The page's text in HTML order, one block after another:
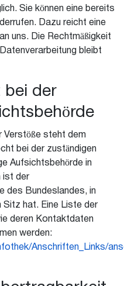
Sie können eine bereits
Dazu reicht eine
uns. Die Rechtmäßigkeit
bleibt
bei der
Verstöße steht dem
bei der zuständigen
Aufsichtsbehörde in
ist der
des Bundeslandes, in
Sitz hat. Eine Liste der
deren Kontaktdaten
werden:
Anschriften_Links/